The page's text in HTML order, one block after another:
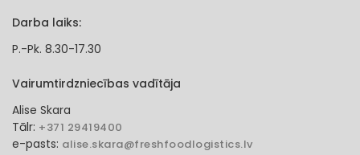
Darba laiks:
P.-Pk. 8.30-17.30
Vairumtirdzniecības vadītāja
Alise Skara
Tālr: +371 29419400
e-pasts: alise.skara@freshfoodlogistics.lv